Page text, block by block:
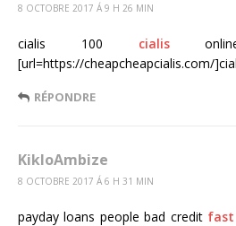
8 OCTOBRE 2017 Á 9 H 26 MIN
cialis 100 cialis
[url=https://cheapcheapcialis.com/
RÉPONDRE
KikloAmbize
8 OCTOBRE 2017 Á 6 H 31 MIN
payday loans people bad credit fast